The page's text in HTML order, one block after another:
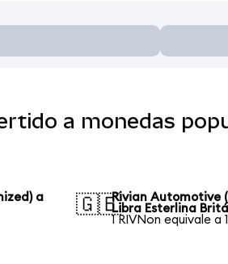
a monedas
a
🇬🇧Rivian Automotive
Libra Esterlina
1 RIVNon equivale a